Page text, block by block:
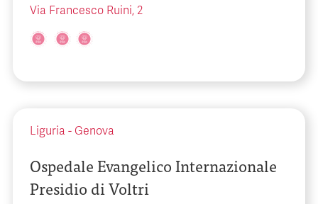
Via Francesco Ruini, 2
Liguria - Genova
Ospedale Evangelico Internazionale
Presidio di Voltri